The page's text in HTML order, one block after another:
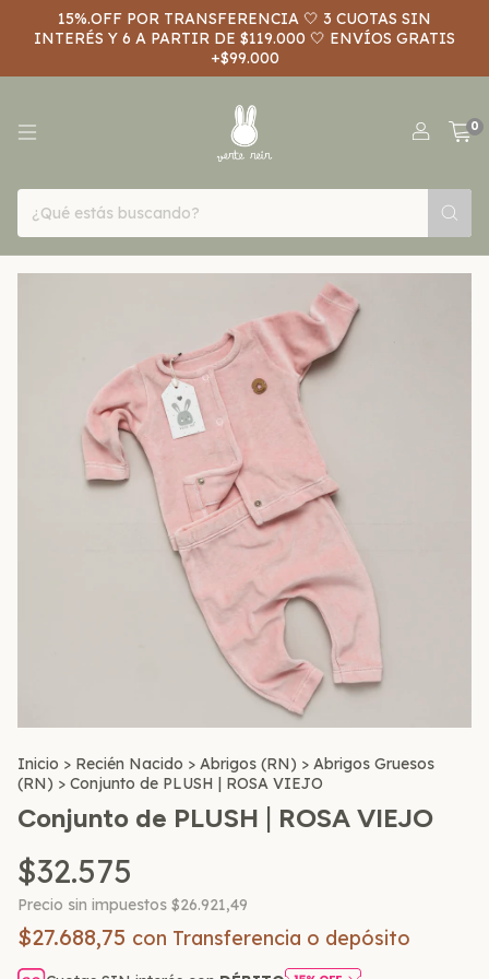
15%.OFF POR TRANSFERENCIA 🤍 3 CUOTAS SIN
INTERÉS Y 6 A PARTIR DE $119.000 🤍 ENVÍOS GRATIS
+$99.000
0
Inicio > Recién Nacido > Abrigos (RN) > Abrigos Gruesos
(RN) > Conjunto de PLUSH | ROSA VIEJO
Conjunto de PLUSH | ROSA VIEJO
$32.575
Precio sin impuestos $26.921,49
$27.688,75 con Transferencia o depósito